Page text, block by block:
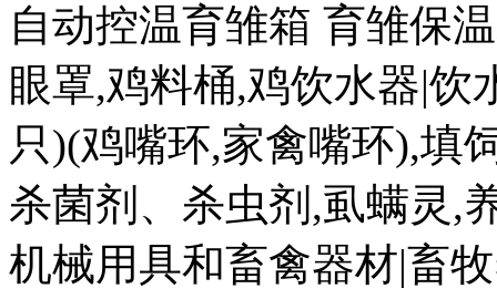
自动控温育雏箱 育雏保
眼罩,鸡料桶,鸡饮水器|饮
只)(鸡嘴环,家禽嘴环),填
杀菌剂、杀虫剂,虱螨灵,
机械用具和畜禽器材|畜